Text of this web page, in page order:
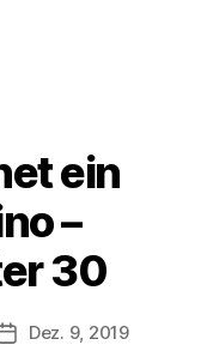
ein
–
30
Dez. 9, 2019